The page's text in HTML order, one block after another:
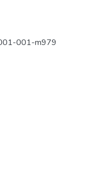
001-m979